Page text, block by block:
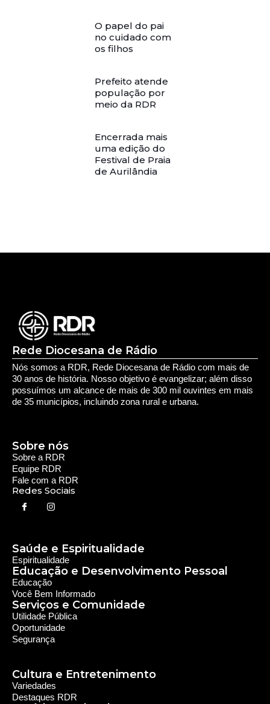
O papel do pai
no cuidado com
os filhos
Prefeito atende
população por
meio da RDR
Encerrada mais
uma edição do
Festival de Praia
de Aurilândia
Rede Diocesana de Rádio
Nós somos a RDR, Rede Diocesana de Rádio com mais de
30 anos de história. Nosso objetivo é evangelizar; além disso
possuímos um alcance de mais de 300 mil ouvintes em mais
de 35 municípios, incluindo zona rural e urbana.
Sobre a RDR
Equipe RDR
Fale com a RDR
Redes Sociais
Sobre nós
Saúde e Espiritualidade
Espiritualidade
Educação e Desenvolvimento Pessoal
Educação
Você Bem Informado
Serviços e Comunidade
Utilidade Pública
Oportunidade
Segurança
Cultura e Entretenimento
Variedades
Destaques RDR